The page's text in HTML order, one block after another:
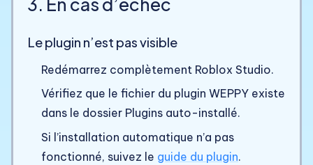
Le plugin n’est pas visible
Redémarrez complètement Roblox Studio.
Vérifiez que le fichier du plugin WEPPY existe
dans le dossier Plugins auto-installé.
Si l’installation automatique n’a pas
fonctionné, suivez le guide du plugin.